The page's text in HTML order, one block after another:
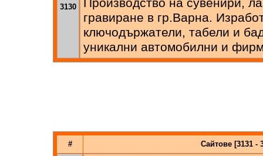
3130
Производство на сувенири,
гравиране в гр.Варна.
ключодържатели, табели и
уникални автомобилни и
# Сайтове [3131 -